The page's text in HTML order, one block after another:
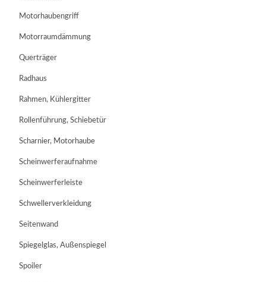
Motorhaubengriff
Motorraumdämmung
Querträger
Radhaus
Rahmen, Kühlergitter
Rollenführung, Schiebetür
Scharnier, Motorhaube
Scheinwerferaufnahme
Scheinwerferleiste
Schwellerverkleidung
Seitenwand
Spiegelglas, Außenspiegel
Spoiler